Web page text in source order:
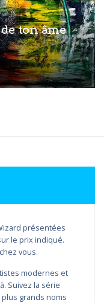
ton âme
présentées
le prix indiqué.
vous.
modernes et
Suivez la série
grands noms